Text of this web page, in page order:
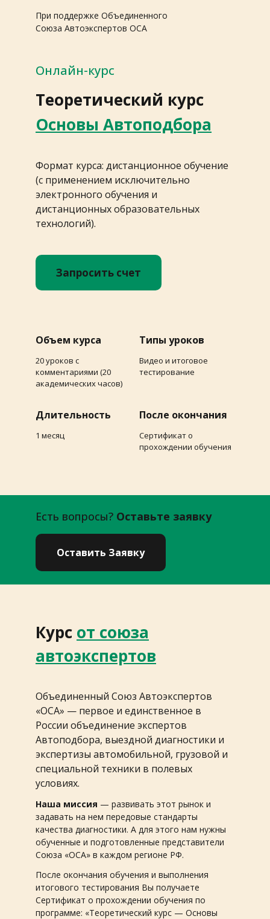
При поддержке Объединенного
Союза Автоэкспертов ОСА
Онлайн-курс
Теоретический курс
Основы Автоподбора
Формат курса: дистанционное обучение
(с применением исключительно
электронного обучения и
дистанционных образовательных
технологий).
Запросить счет
Объем курса
20 уроков с
комментариями (20
академических часов)
Типы уроков
Видео и итоговое
тестирование
Длительность
1 месяц
После окончания
Сертификат о
прохождении обучения
Есть вопросы? Оставьте заявку
Оставить Заявку
Курс от союза
автоэкспертов
Объединенный Союз Автоэкспертов
«ОСА» — первое и единственное в
России объединение экспертов
Автоподбора, выездной диагностики и
экспертизы автомобильной, грузовой и
специальной техники в полевых
условиях.
Наша миссия — развивать этот рынок и
задавать на нем передовые стандарты
качества диагностики. А для этого нам нужны
обученные и подготовленные представители
Союза «ОСА» в каждом регионе РФ.
После окончания обучения и выполнения
итогового тестирования Вы получаете
Сертификат о прохождении обучения по
программе: «Теоретический курс — Основы